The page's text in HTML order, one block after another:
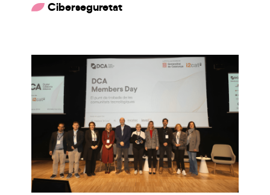
Ciberseguretat